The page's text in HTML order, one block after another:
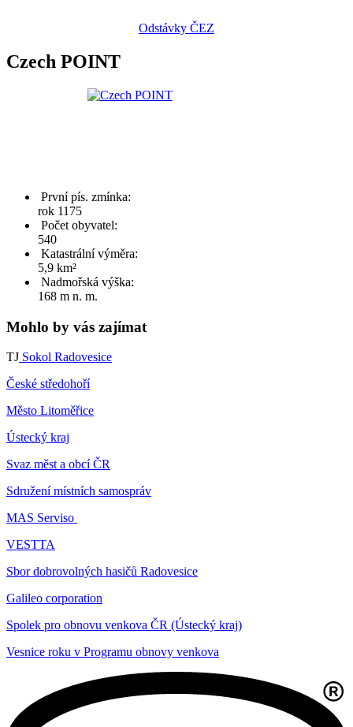
Odstávky ČEZ
Czech POINT
První pís. zmínka:
rok 1175
Počet obyvatel:
540
Katastrální výměra:
5,9 km²
Nadmořská výška:
168 m n. m.
Mohlo by vás zajímat
TJ Sokol Radovesice
České středohoří
Město Litoměřice
Ústecký kraj
Svaz měst a obcí ČR
Sdružení místních samospráv
MAS Serviso
VESTTA
Sbor dobrovolných hasičů Radovesice
Galileo corporation
Spolek pro obnovu venkova ČR (Ústecký kraj)
Vesnice roku v Programu obnovy venkova